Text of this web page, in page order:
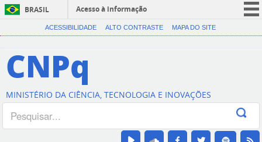
BRASIL
Acesso à informação
CORONAVÍRUS (COVID-19)
Canais
ACESSIBILIDADE ALTO CONTRASTE MAPA DO SITE
CNPq
MINISTÉRIO DA CIÊNCIA, TECNOLOGIA E INOVAÇÕES